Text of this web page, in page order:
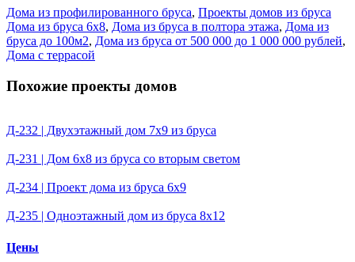
Дома из профилированного бруса, Проекты домов из бруса
Дома из бруса 6х8, Дома из бруса в полтора этажа, Дома из
бруса до 100м2, Дома из бруса от 500 000 до 1 000 000 рублей,
Дома с террасой
Похожие проекты домов
Д-232 | Двухэтажный дом 7х9 из бруса
Д-231 | Дом 6х8 из бруса со вторым светом
Д-234 | Проект дома из бруса 6х9
Д-235 | Одноэтажный дом из бруса 8х12
Цены